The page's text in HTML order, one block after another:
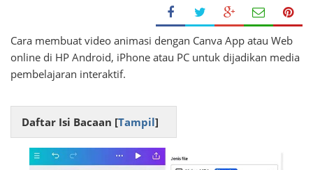
Cara membuat video animasi dengan Canva App atau Web
online di HP Android, iPhone atau PC untuk dijadikan media
pembelajaran interaktif.
Daftar Isi Bacaan [Tampil]